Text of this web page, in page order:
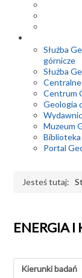
Służba
górnicze
Służba
Centrum
Geologia
Muzeum
Portal
Jesteś tutaj:
ENERGIA I
Kierunki badań